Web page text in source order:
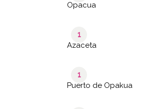
Opacua
1
Azaceta
1
Puerto de Opakua